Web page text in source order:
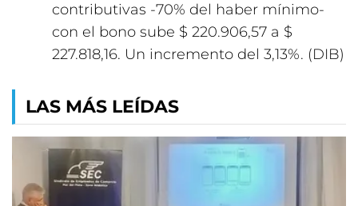
contributivas -70% del haber mínimo-
con el bono sube $ 220.906,57 a $
227.818,16. Un incremento del 3,13%. (DIB)
LAS MÁS LEÍDAS